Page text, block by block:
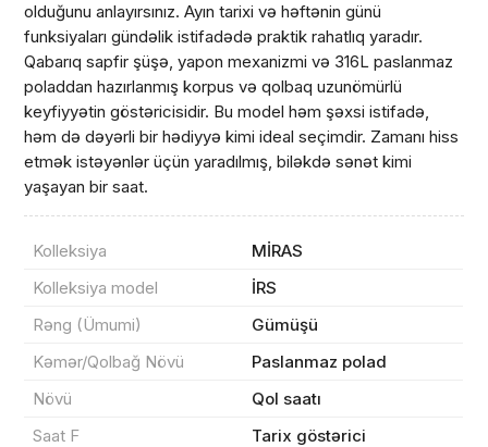
olduğunu anlayırsınız. Ayın tarixi və həftənin günü
funksiyaları gündəlik istifadədə praktik rahatlıq yaradır.
Qabarıq sapfir şüşə, yapon mexanizmi və 316L paslanmaz
poladdan hazırlanmış korpus və qolbaq uzunömürlü
keyfiyyətin göstəricisidir. Bu model həm şəxsi istifadə,
həm də dəyərli bir hədiyyə kimi ideal seçimdir. Zamanı hiss
etmək istəyənlər üçün yaradılmış, biləkdə sənət kimi
yaşayan bir saat.
Kolleksiya
MİRAS
Kolleksiya model
İRS
Rəng (Ümumi)
Gümüşü
Kəmər/Qolbağ Növü
Paslanmaz polad
Növü
Qol saatı
Saat F
Tarix göstərici
Məhsul(lar) səbətə əlavə edildi
Sifarişin detalları